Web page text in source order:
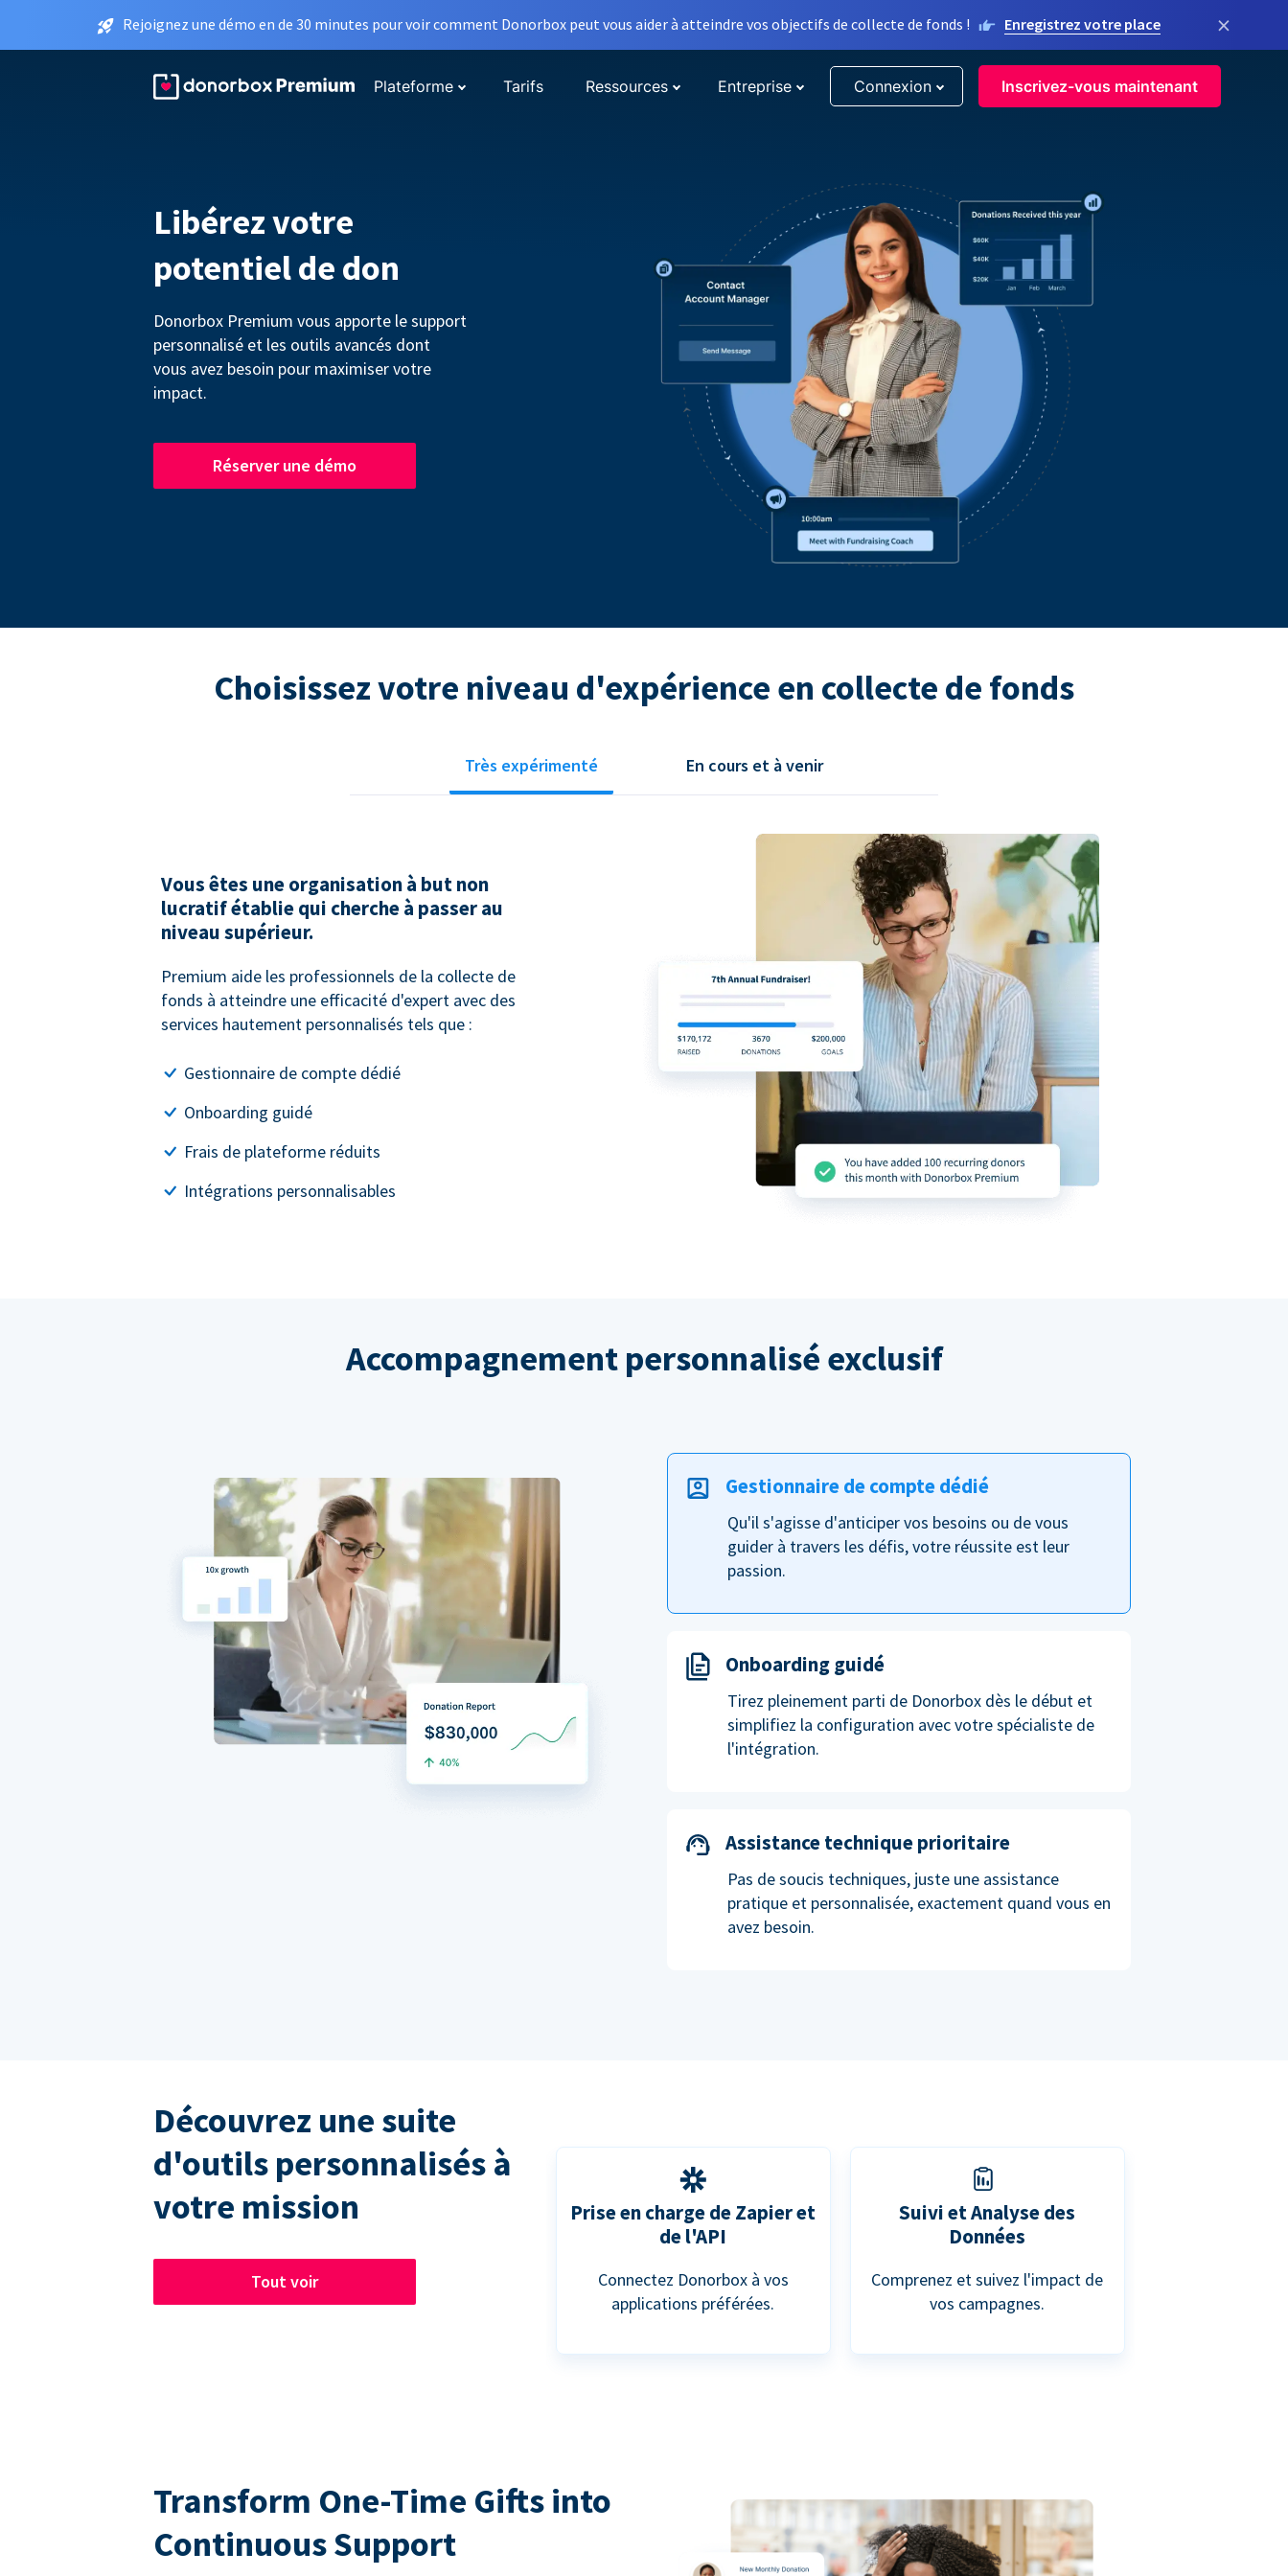
Rejoignez une démo en de 30 minutes pour voir comment Donorbox peut vous aider à atteindre vos objectifs de collecte de fonds ! Enregistrez votre place ×
Plateforme Tarifs Ressources Entreprise Connexion Inscrivez-vous maintenant
Libérez votre
potentiel de don
Donorbox Premium vous apporte le support
personnalisé et les outils avancés dont
vous avez besoin pour maximiser votre
impact.
Réserver une démo
Choisissez votre niveau d'expérience en collecte de fonds
Très expérimenté En cours et à venir
Vous êtes une organisation à but non
lucratif établie qui cherche à passer au
niveau supérieur.
Premium aide les professionnels de la collecte de
fonds à atteindre une efficacité d'expert avec des
services hautement personnalisés tels que :
Gestionnaire de compte dédié
Onboarding guidé
Frais de plateforme réduits
Intégrations personnalisables
Accompagnement personnalisé exclusif
Gestionnaire de compte dédié
Qu'il s'agisse d'anticiper vos besoins ou de vous
guider à travers les défis, votre réussite est leur
passion.
Onboarding guidé
Tirez pleinement parti de Donorbox dès le début et
simplifiez la configuration avec votre spécialiste de
l'intégration.
Assistance technique prioritaire
Pas de soucis techniques, juste une assistance
pratique et personnalisée, exactement quand vous en
avez besoin.
Découvrez une suite
d'outils personnalisés à
votre mission
Tout voir
Prise en charge de Zapier et
de l'API
Connectez Donorbox à vos
applications préférées.
Suivi et Analyse des
Données
Comprenez et suivez l'impact de
vos campagnes.
Transform One-Time Gifts into
Continuous Support